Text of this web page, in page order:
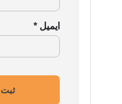
ایمیل*